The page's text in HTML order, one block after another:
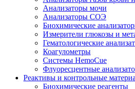
Анализаторы мочи
Анализаторы СОЭ
Биохимические
Измерители глюкозы и
Гематологические
Коагулометры
Системы HemoCue
Флуоресцентные
Реактивы и контрольные
Биохимические реагенты